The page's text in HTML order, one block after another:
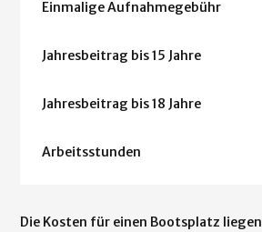
Einmalige Aufnahmegebühr
Jahresbeitrag bis 15 Jahre
Jahresbeitrag bis 18 Jahre
Arbeitsstunden
Die Kosten für einen Bootsplatz